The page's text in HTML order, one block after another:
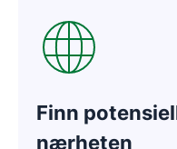
Finn
nærheten